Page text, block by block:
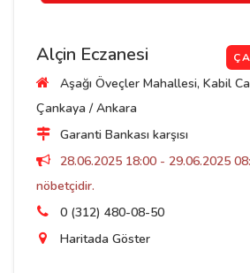
Alçin Eczanesi
Aşağı Öveçler Mahallesi, Kabil
Çankaya / Ankara
Garanti Bankası karşısı
28.06.2025 18:00 - 29.06.2025
nöbetçidir.
0 (312) 480-08-50
Haritada Göster